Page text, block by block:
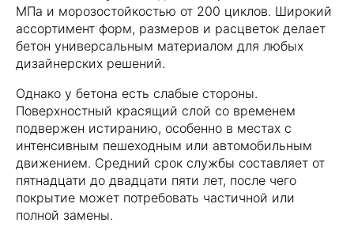
МПа и морозостойкостью от 200 циклов. Широкий
ассортимент форм, размеров и расцветок делает
бетон универсальным материалом для любых
дизайнерских решений.
Однако у бетона есть слабые стороны.
Поверхностный красящий слой со временем
подвержен истиранию, особенно в местах с
интенсивным пешеходным или автомобильным
движением. Средний срок службы составляет от
пятнадцати до двадцати пяти лет, после чего
покрытие может потребовать частичной или
полной замены.
Адреса магазинов
Владимирская обл.,
Александровский р-он,
д. Следнево,
Струнинское шоссе, 26